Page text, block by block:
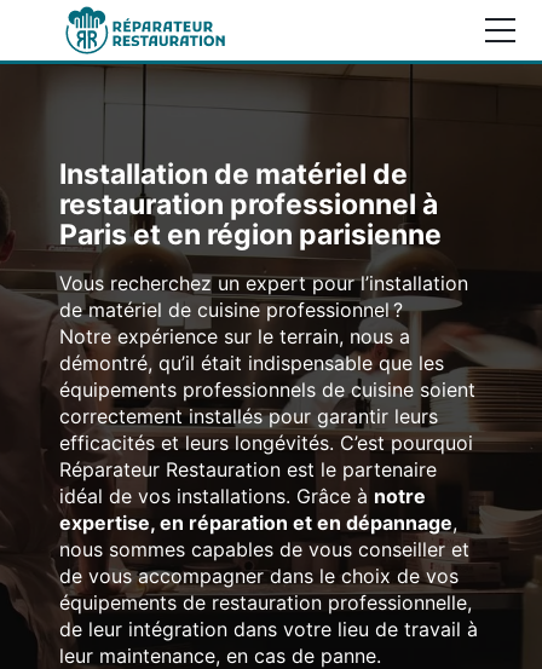
Installation de matériel de
restauration professionnel à
Paris et en région parisienne
Vous recherchez un expert pour l’installation
de matériel de cuisine professionnel ?
Notre expérience sur le terrain, nous a
démontré, qu’il était indispensable que les
équipements professionnels de cuisine soient
correctement installés pour garantir leurs
efficacités et leurs longévités. C’est pourquoi
Réparateur Restauration est le partenaire
idéal de vos installations. Grâce à notre
expertise, en réparation et en dépannage,
nous sommes capables de vous conseiller et
de vous accompagner dans le choix de vos
équipements de restauration professionnelle,
de leur intégration dans votre lieu de travail à
leur maintenance, en cas de panne.
Réparation matériel de cuisson
Réparation friteuse professionnelle
Réparation hotte professionnelle
Réparation lave-vaisselle professionnel
Réparation four à pizza professionnel
Réparation gazinière professionnelle
Réparation réfrigérateur professionnel
Réparation fourneau professionnel
Dépannage matériel de restauration
Dépannage four professionnel
Domaines d’interventions
Garanties et références clients
Blog
DEMANDE DE DEVIS
Élément
de
menu